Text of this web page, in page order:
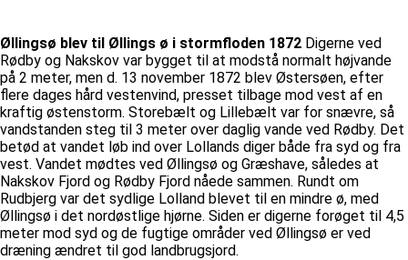
Øllingsø blev til Øllings ø i stormfloden 1872 Digerne ved
Rødby og Nakskov var bygget til at modstå normalt højvande
på 2 meter, men d. 13 november 1872 blev Østersøen, efter
flere dages hård vestenvind, presset tilbage mod vest af en
kraftig østenstorm. Storebælt og Lillebælt var for snævre, så
vandstanden steg til 3 meter over daglig vande ved Rødby. Det
betød at vandet løb ind over Lollands diger både fra syd og fra
vest. Vandet mødtes ved Øllingsø og Græshave, således at
Nakskov Fjord og Rødby Fjord nåede sammen. Rundt om
Rudbjerg var det sydlige Lolland blevet til en mindre ø, med
Øllingsø i det nordøstlige hjørne. Siden er digerne forøget til 4,5
meter mod syd og de fugtige områder ved Øllingsø er ved
dræning ændret til god landbrugsjord.